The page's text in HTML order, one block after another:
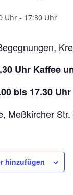
Uhr - 17:30 Uhr
Uhr Kaffee
bis 17.30
Meßkircher
hinzufügen